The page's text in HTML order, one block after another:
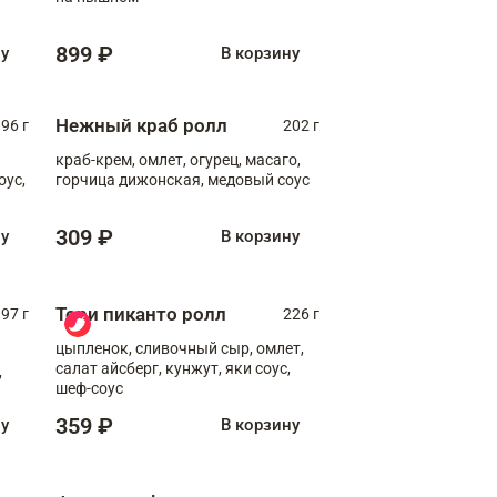
899 ₽ В корзину
г Нежный краб ролл
202 г
краб-крем, омлет, огурец, масаго,
горчица дижонская, медовый соус
309 ₽ В корзину
г Тори пиканто ролл
226 г
цыпленок, сливочный сыр, омлет,
салат айсберг, кунжут, яки соус,
шеф-соус
359 ₽ В корзину